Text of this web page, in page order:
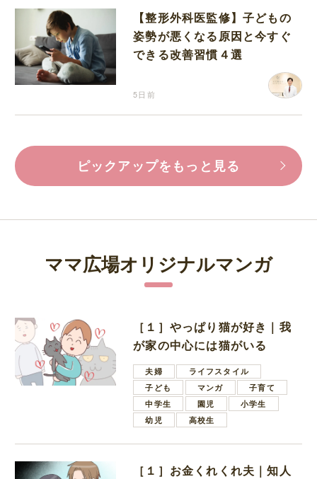
【整形外科医監修】子どもの
姿勢が悪くなる原因と今すぐ
できる改善習慣４選
5日前
ピックアップをもっと見る
ママ広場オリジナルマンガ
［１］やっぱり猫が好き｜我
が家の中心には猫がいる
夫婦
ライフスタイル
子ども
マンガ
子育て
中学生
園児
小学生
幼児
高校生
［１］お金くれくれ夫｜知人